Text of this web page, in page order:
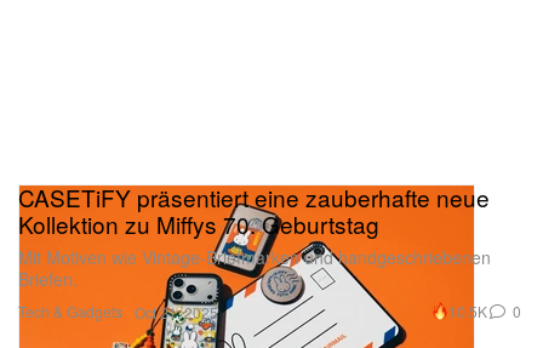
Tech & Gadgets
CASETiFY präsentiert eine zauberhafte neue
Kollektion zu Miffys 70. Geburtstag
Mit Motiven wie Vintage-Briefmarken und handgeschriebenen
Briefen.
Oct 21, 2025 10.5K 0